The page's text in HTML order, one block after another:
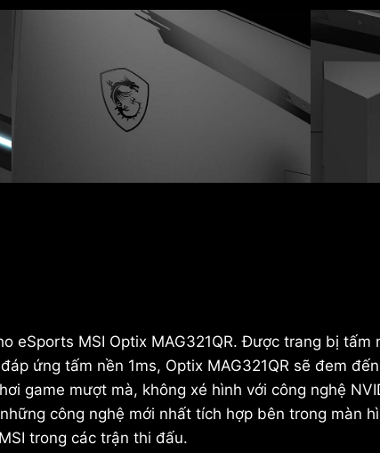
eSports MSI Optix MAG321QR. Được trang bị tấm
ứng tấm nền 1ms, Optix MAG321QR sẽ đem
game mượt mà, không xé hình với công nghệ
công nghệ mới nhất tích hợp bên trong màn
trong các trận thi đấu.